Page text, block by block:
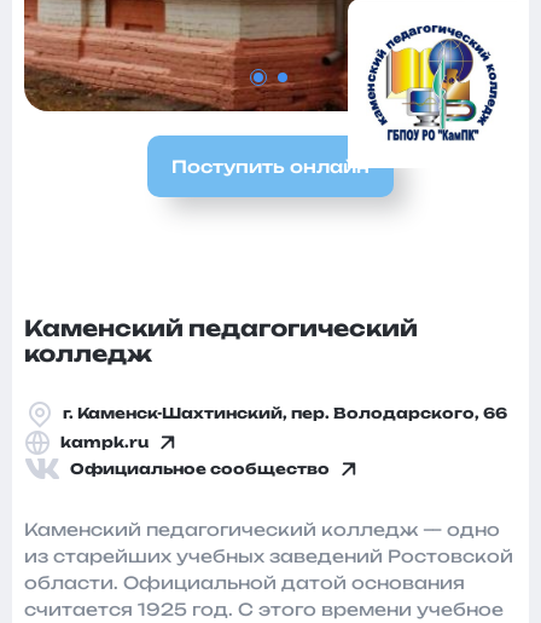
Поступить онлайн
Каменский педагогический
колледж
г. Каменск-Шахтинский, пер. Володарского, 66
kampk.ru
Официальное сообщество
Каменский педагогический колледж — одно
из старейших учебных заведений Ростовской
области. Официальной датой основания
считается 1925 год. С этого времени учебное